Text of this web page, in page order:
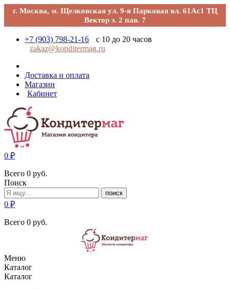
г. Москва, м. Щелковская ул. 9-я Парковая вл. 61Ас1 ТЦ
Вектор э. 2 пав. 7
+7 (903) 798-21-16
с 10 до 20 часов
zakaz@konditermag.ru
Доставка и оплата
Магазин
Кабинет
0 ₽
Всего 0 руб.
Поиск
поиск
0 ₽
Всего 0 руб.
Меню
Каталог
Каталог